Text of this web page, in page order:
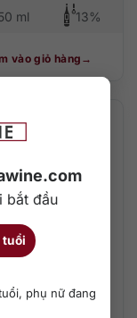
bắt đầu
tuổi
phụ nữ đang
ml 13%
vào giỏ hàng
Estate
₫